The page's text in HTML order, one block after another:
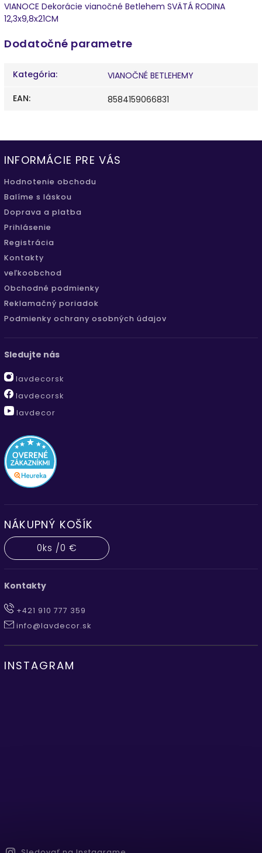
VIANOCE Dekorácie vianočné Betlehem SVÄTÁ RODINA
12,3x9,8x21CM
Dodatočné parametre
Kategória:
VIANOČNÉ BETLEHEMY
EAN: 8584159066831
INFORMÁCIE PRE VÁS
Hodnotenie obchodu
Balíme s láskou
Doprava a platba
Prihlásenie
Registrácia
Kontakty
veľkoobchod
Obchodné podmienky
Reklamačný poriadok
Podmienky ochrany osobných údajov
Sledujte nás
lavdecorsk
lavdecorsk
lavdecor
NÁKUPNÝ KOŠÍK
0ks /0 €
Kontakty
+421 910 777 359
info@lavdecor.sk
INSTAGRAM